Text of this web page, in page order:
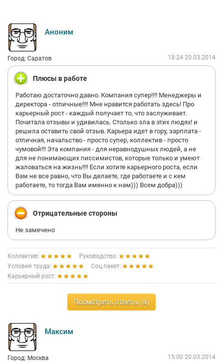
Аноним
Город: Саратов 18:24 20.03.2014
Плюсы в работе
Работаю достаточно давно. Компания супер!!!! Менеджеры и
директора - отличные!!!! Мне нравится работать здесь! Про
карьерный рост - каждый получает то, что заслуживает.
Почитала отзывы и удивилась. Столько зла в этих людях! и
решила оставить свой отзыв. Карьера идет в гору, зарплата -
отличная, начальство - просто супер, коллектив - просто
чумовой!!! Эта компания - для неравнодушных людей, а не
для не понимающих писсимистов, которые только и умеют
жаловаться на жизнь!!!! Если хотите карьерного роста, если
Вам не все равно, что Вы делаете, где работаете и с кем
работаете, то тогда Вам именно к нам))) Всем добра)))
Отрицательные стороны
Не замечено
Коллектив:
Руководство:
Условия труда:
Соц.пакет:
Карьерный рост:
Посмотреть ответы (4)
Максим
Город: Москва 15:00 20.03.2014